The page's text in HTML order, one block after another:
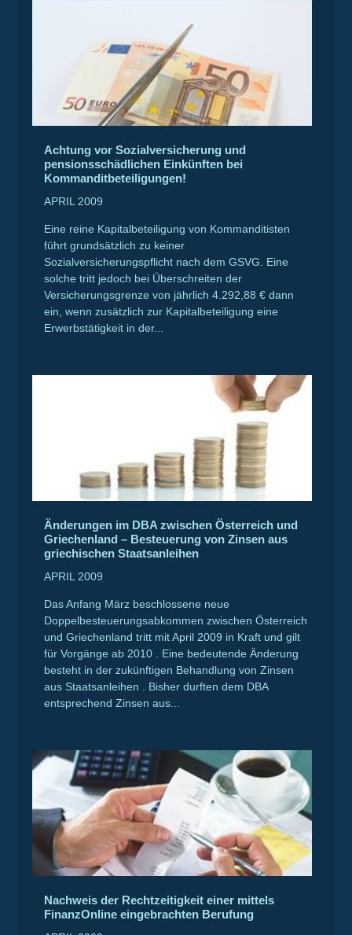
Achtung vor Sozialversicherung und
pensionsschädlichen Einkünften bei
Kommanditbeteiligungen!
APRIL 2009
Eine reine Kapitalbeteiligung von Kommanditisten
führt grundsätzlich zu keiner
Sozialversicherungspflicht nach dem GSVG. Eine
solche tritt jedoch bei Überschreiten der
Versicherungsgrenze von jährlich 4.292,88 € dann
ein, wenn zusätzlich zur Kapitalbeteiligung eine
Erwerbstätigkeit in der...
Änderungen im DBA zwischen Österreich und
Griechenland – Besteuerung von Zinsen aus
griechischen Staatsanleihen
APRIL 2009
Das Anfang März beschlossene neue
Doppelbesteuerungsabkommen zwischen Österreich
und Griechenland tritt mit April 2009 in Kraft und gilt
für Vorgänge ab 2010 . Eine bedeutende Änderung
besteht in der zukünftigen Behandlung von Zinsen
aus Staatsanleihen . Bisher durften dem DBA
entsprechend Zinsen aus...
Nachweis der Rechtzeitigkeit einer mittels
FinanzOnline eingebrachten Berufung